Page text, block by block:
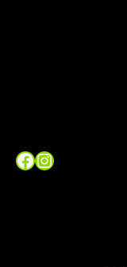
Facebook
Instagram